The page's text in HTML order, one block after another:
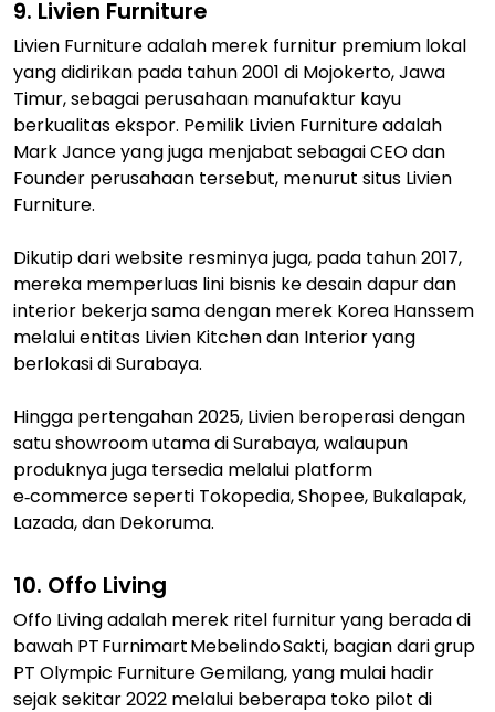
9. Livien Furniture
Livien Furniture adalah merek furnitur premium lokal
yang didirikan pada tahun 2001 di Mojokerto, Jawa
Timur, sebagai perusahaan manufaktur kayu
berkualitas ekspor. Pemilik Livien Furniture adalah
Mark Jance yang juga menjabat sebagai CEO dan
Founder perusahaan tersebut, menurut situs Livien
Furniture.
Dikutip dari website resminya juga, pada tahun 2017,
mereka memperluas lini bisnis ke desain dapur dan
interior bekerja sama dengan merek Korea Hanssem
melalui entitas Livien Kitchen dan Interior yang
berlokasi di Surabaya.
Hingga pertengahan 2025, Livien beroperasi dengan
satu showroom utama di Surabaya, walaupun
produknya juga tersedia melalui platform
e‑commerce seperti Tokopedia, Shopee, Bukalapak,
Lazada, dan Dekoruma.
10. Offo Living
Offo Living adalah merek ritel furnitur yang berada di
bawah PT Furnimart Mebelindo Sakti, bagian dari grup
PT Olympic Furniture Gemilang, yang mulai hadir
sejak sekitar 2022 melalui beberapa toko pilot di